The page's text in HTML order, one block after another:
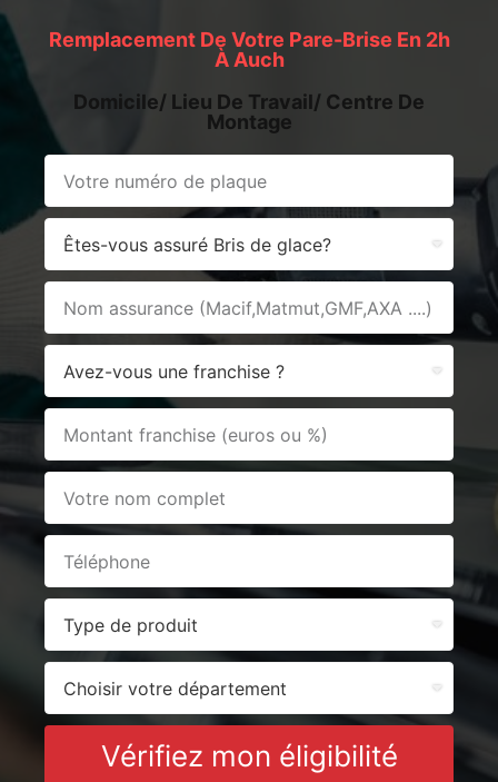
Remplacement De Votre Pare-Brise En 2h
À Auch
Domicile/ Lieu De Travail/ Centre De
Montage
Vérifiez mon éligibilité